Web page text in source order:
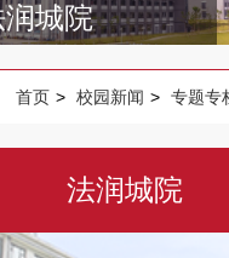
润城院
首页 > 校园新闻 > 专题专
法润城院